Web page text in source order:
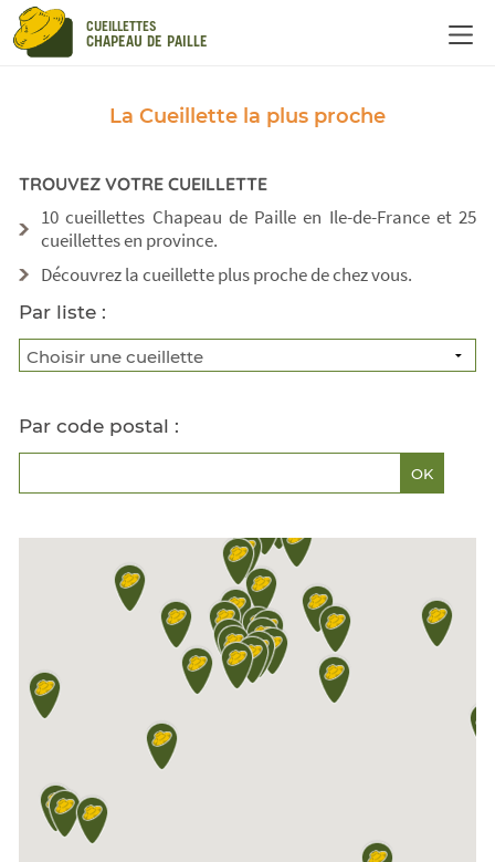
CUEILLETTES
CHAPEAU DE PAILLE
La Cueillette la plus proche
TROUVEZ VOTRE CUEILLETTE
10 cueillettes Chapeau de Paille en Ile-de-France et 25
cueillettes en province.
Découvrez la cueillette plus proche de chez vous.
Par liste :
Par code postal :
OK
Panneau de gestion des cookies